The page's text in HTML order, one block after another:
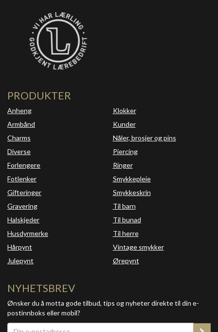
PRODUKTER
Anheng
Armbånd
Charms
Diverse
Forlengere
Fotlenker
Gifteringer
Gravering
Halskjeder
Husdyrmerke
Hårpynt
Julepynt
Klokker
Kunder
Nåler, brosjer og pins
Piercing
Ringer
Smykkepleie
Smykkeskrin
Til barn
Til bunad
Til herre
Vintage smykker
Ørepynt
NYHETSBREV
Ønsker du å motta gode tilbud, tips og nyheter direkte til din e-
postinnboks eller mobil?